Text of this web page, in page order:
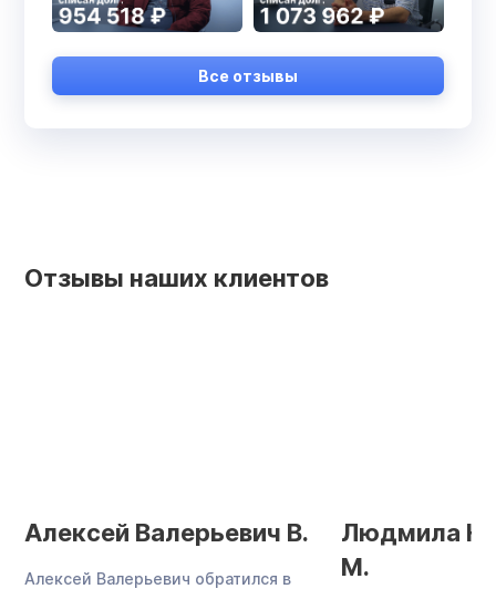
Все отзывы
Отзывы наших клиентов
Алексей Валерьевич В.
Алексей Валерьевич обратился в
Людмила
М.